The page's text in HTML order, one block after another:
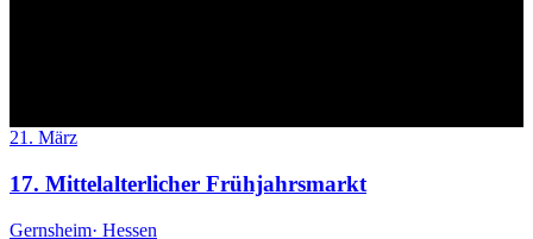
21. März
17. Mittelalterlicher Frühjahrsmarkt
Gernsheim· Hessen